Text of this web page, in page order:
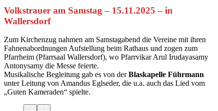
Volkstrauer am Samstag – 15.11.2025 – in
Wallersdorf
Zum Kirchenzug nahmen am Samstagabend die Vereine mit ihren
Fahnenabordnungen Aufstellung beim Rathaus und zogen zum
Pfarrheim (Pfarrsaal Wallersdorf), wo Pfarrvikar Arul Irudayasamy
Antonysamy die Messe feierte.
Musikalische Begleitung gab es von derBlaskapelle Führmann
unter Leitung von Amandus Eglseder, die u.a. auch das Lied vom
„Guten Kameraden“ spielte.